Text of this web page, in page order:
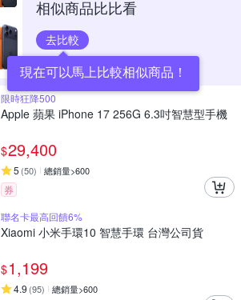
相似商品比比看
去比較
現在可以馬上比較相似商品！
限時狂降500
Apple 蘋果 iPhone 17 256G 6.3吋智慧型手機
$29,400
5 (50) 總銷量>600
券
聯名卡最高回饋6%
Xiaomi 小米手環10 智慧手環 台灣公司貨
$1,199
4.9 (95) 總銷量>600